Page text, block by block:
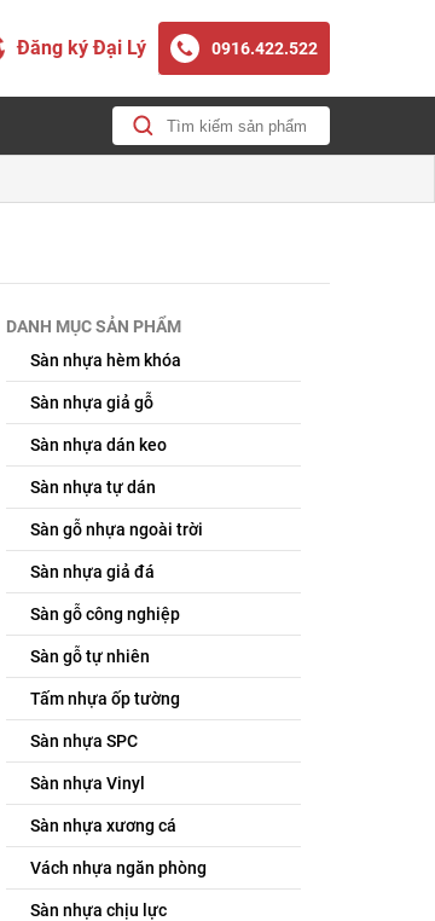
Đăng ký Đại Lý 0916.422.522
DANH MỤC SẢN PHẨM
Sàn nhựa hèm khóa
Sàn nhựa giả gỗ
Sàn nhựa dán keo
Sàn nhựa tự dán
Sàn gỗ nhựa ngoài trời
Sàn nhựa giả đá
Sàn gỗ công nghiệp
Sàn gỗ tự nhiên
Tấm nhựa ốp tường
Sàn nhựa SPC
Sàn nhựa Vinyl
Sàn nhựa xương cá
Vách nhựa ngăn phòng
Sàn nhựa chịu lực